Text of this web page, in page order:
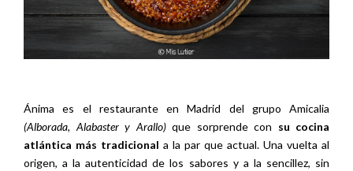
Ánima es el restaurante en Madrid del grupo Amicalia
(Alborada, Alabaster y Arallo)que sorprende con su cocina
atlántica más tradicional a la par que actual. Una vuelta al
origen, a la autenticidad de los sabores y a la sencillez, sin